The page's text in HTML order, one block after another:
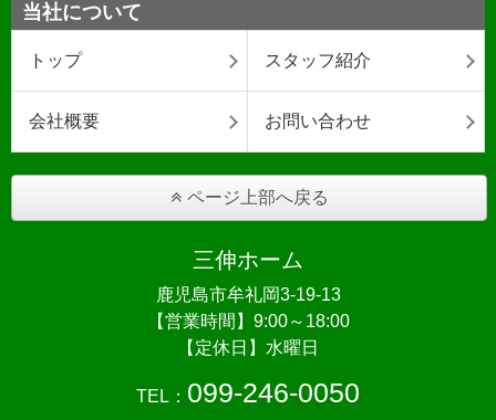
当社について
トップ スタッフ紹介
会社概要 お問い合わせ
ページ上部へ戻る
三伸ホーム
鹿児島市牟礼岡3-19-13
【営業時間】9:00～18:00
【定休日】水曜日
TEL： 099-246-0050